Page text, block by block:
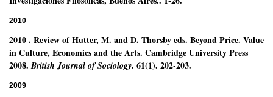
2010
2010. Review of Hutter, M. and D. Thorsby eds. Beyond Price. Value
in Culture, Economics and the Arts. Cambridge University Press
2008. British Journal of Sociology. 61(1). 202-203.
2009